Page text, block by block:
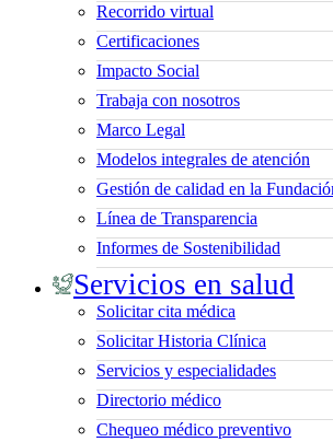
Recorrido virtual
Certificaciones
Impacto Social
Trabaja con nosotros
Marco Legal
Modelos integrales de atención
Gestión de calidad en la
Línea de Transparencia
Informes de Sostenibilidad
Servicios en salud
Solicitar cita médica
Solicitar Historia Clínica
Servicios y especialidades
Directorio médico
Chequeo médico preventivo